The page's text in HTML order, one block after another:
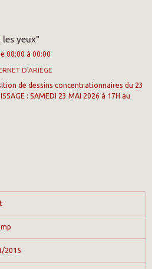
les yeux"
00:00 à 00:00
D'ARIÈGE
de dessins concentrationnaires du 23
: SAMEDI 23 MAI 2026 à 17H au
2015